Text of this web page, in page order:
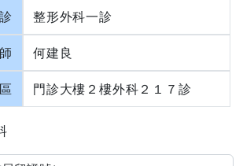
整形外科一診
何建良
門診大樓２樓外科２１７診